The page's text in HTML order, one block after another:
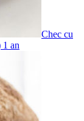
Chec cu
1 an